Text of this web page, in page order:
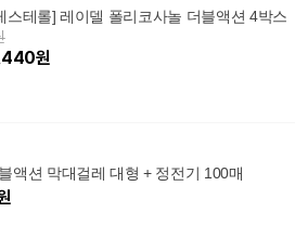
스테롤] 레이델 폴리코사놀 더블액션 4박스
원
액션 막대걸레 대형 + 정전기 100매